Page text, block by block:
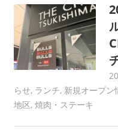
らせ, ランチ, 新規オープン
地区, 焼肉・ステーキ